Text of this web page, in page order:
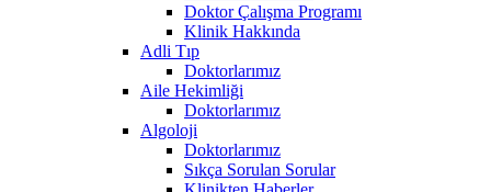
Doktor Çalışma Programı
Klinik Hakkında
Adli Tıp
Doktorlarımız
Aile Hekimliği
Doktorlarımız
Algoloji
Doktorlarımız
Sıkça Sorulan Sorular